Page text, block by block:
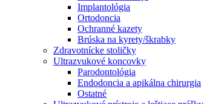
Implantológia
Ortodoncia
Ochranné kazety
Brúska na kyrety/škrabky
Zdravotnícke stoličky
Ultrazvukové koncovky
Parodontológia
Endodoncia a apikálna chirurgia
Ostatné